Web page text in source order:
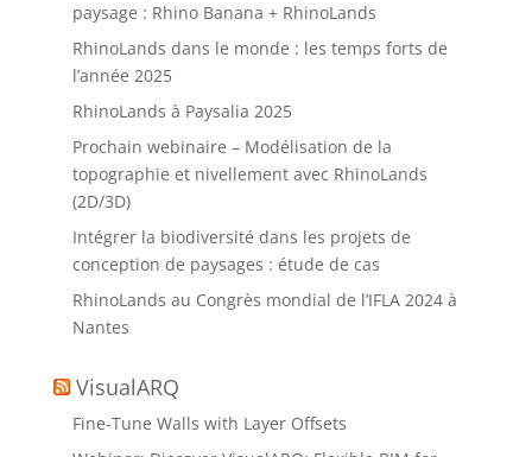
paysage : Rhino Banana + RhinoLands
RhinoLands dans le monde : les temps forts de
l’année 2025
RhinoLands à Paysalia 2025
Prochain webinaire – Modélisation de la
topographie et nivellement avec RhinoLands
(2D/3D)
Intégrer la biodiversité dans les projets de
conception de paysages : étude de cas
RhinoLands au Congrès mondial de l’IFLA 2024 à
Nantes
VisualARQ
Fine-Tune Walls with Layer Offsets